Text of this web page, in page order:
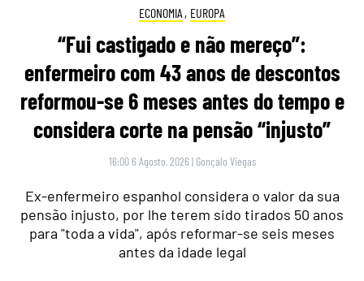
ECONOMIA , EUROPA
“Fui castigado e não mereço”:
enfermeiro com 43 anos de descontos
reformou-se 6 meses antes do tempo e
considera corte na pensão “injusto”
16:00 6 Agosto, 2026 | Gonçalo Viegas
Ex-enfermeiro espanhol considera o valor da sua
pensão injusto, por lhe terem sido tirados 50 anos
para "toda a vida", após reformar-se seis meses
antes da idade legal